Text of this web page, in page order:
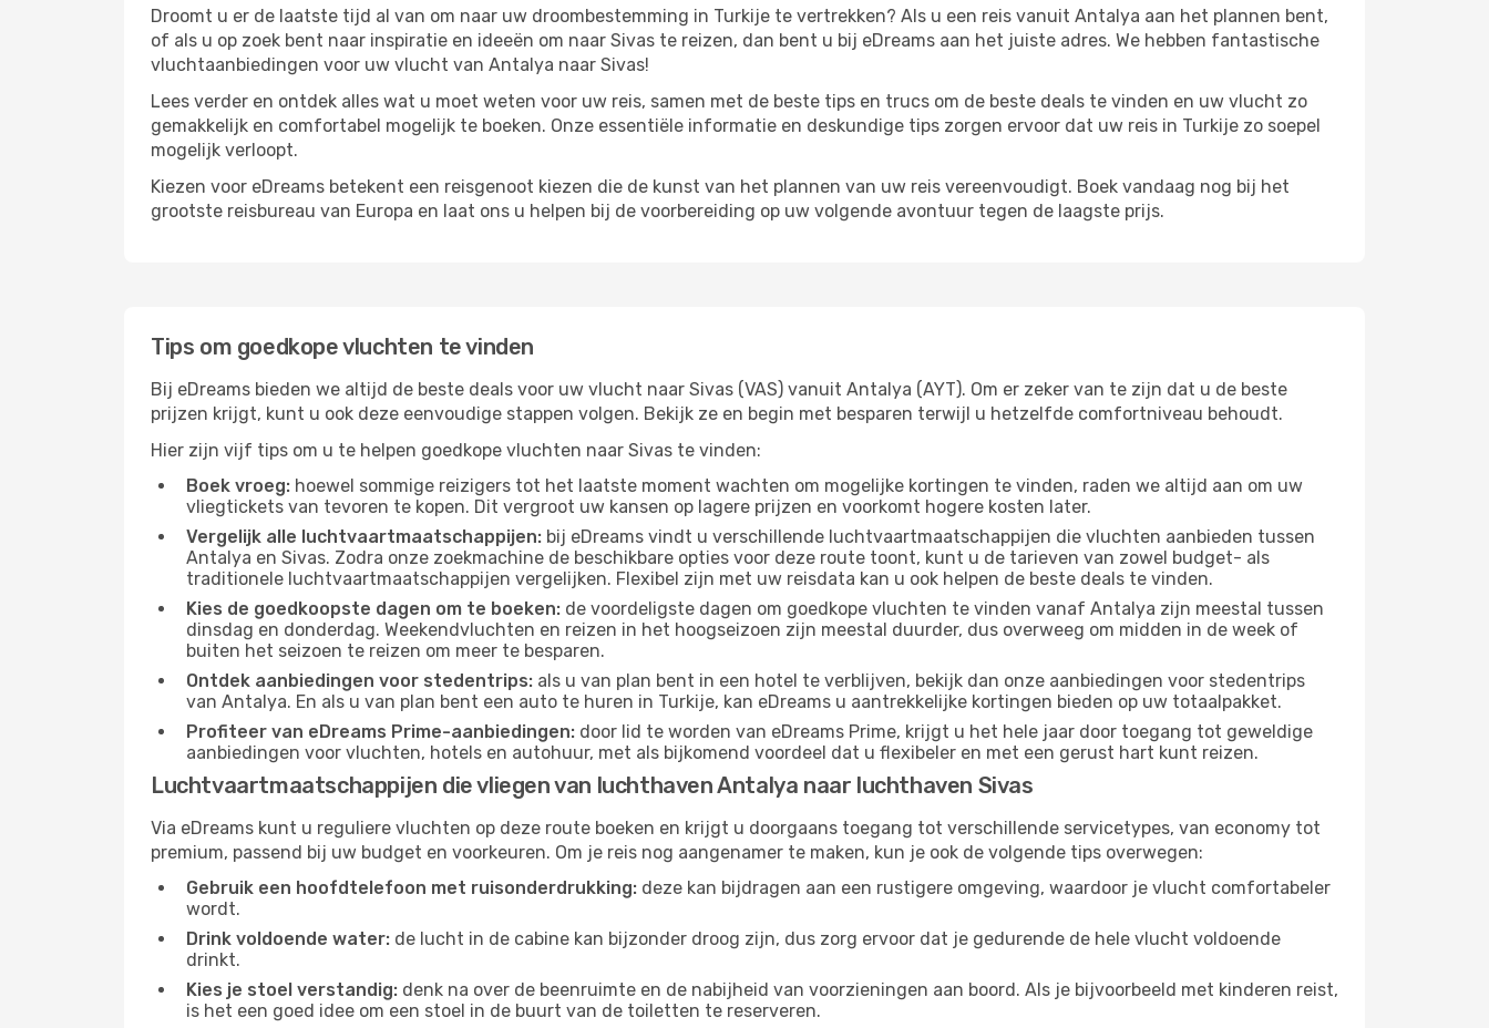
Droomt u er de laatste tijd al van om naar uw droombestemming in Turkije te vertrekken? Als u een reis vanuit Antalya aan het plannen bent,
of als u op zoek bent naar inspiratie en ideeën om naar Sivas te reizen, dan bent u bij eDreams aan het juiste adres. We hebben fantastische
vluchtaanbiedingen voor uw vlucht van Antalya naar Sivas!
Lees verder en ontdek alles wat u moet weten voor uw reis, samen met de beste tips en trucs om de beste deals te vinden en uw vlucht zo
gemakkelijk en comfortabel mogelijk te boeken. Onze essentiële informatie en deskundige tips zorgen ervoor dat uw reis in Turkije zo soepel
mogelijk verloopt.
Kiezen voor eDreams betekent een reisgenoot kiezen die de kunst van het plannen van uw reis vereenvoudigt. Boek vandaag nog bij het
grootste reisbureau van Europa en laat ons u helpen bij de voorbereiding op uw volgende avontuur tegen de laagste prijs.
Tips om goedkope vluchten te vinden
Bij eDreams bieden we altijd de beste deals voor uw vlucht naar Sivas (VAS) vanuit Antalya (AYT). Om er zeker van te zijn dat u de beste
prijzen krijgt, kunt u ook deze eenvoudige stappen volgen. Bekijk ze en begin met besparen terwijl u hetzelfde comfortniveau behoudt.
Hier zijn vijf tips om u te helpen goedkope vluchten naar Sivas te vinden:
Boek vroeg: hoewel sommige reizigers tot het laatste moment wachten om mogelijke kortingen te vinden, raden we altijd aan om uw
vliegtickets van tevoren te kopen. Dit vergroot uw kansen op lagere prijzen en voorkomt hogere kosten later.
Vergelijk alle luchtvaartmaatschappijen: bij eDreams vindt u verschillende luchtvaartmaatschappijen die vluchten aanbieden tussen
Antalya en Sivas. Zodra onze zoekmachine de beschikbare opties voor deze route toont, kunt u de tarieven van zowel budget- als
traditionele luchtvaartmaatschappijen vergelijken. Flexibel zijn met uw reisdata kan u ook helpen de beste deals te vinden.
Kies de goedkoopste dagen om te boeken: de voordeligste dagen om goedkope vluchten te vinden vanaf Antalya zijn meestal tussen
dinsdag en donderdag. Weekendvluchten en reizen in het hoogseizoen zijn meestal duurder, dus overweeg om midden in de week of
buiten het seizoen te reizen om meer te besparen.
Ontdek aanbiedingen voor stedentrips: als u van plan bent in een hotel te verblijven, bekijk dan onze aanbiedingen voor stedentrips
van Antalya. En als u van plan bent een auto te huren in Turkije, kan eDreams u aantrekkelijke kortingen bieden op uw totaalpakket.
Profiteer van eDreams Prime-aanbiedingen: door lid te worden van eDreams Prime, krijgt u het hele jaar door toegang tot geweldige
aanbiedingen voor vluchten, hotels en autohuur, met als bijkomend voordeel dat u flexibeler en met een gerust hart kunt reizen.
Luchtvaartmaatschappijen die vliegen van luchthaven Antalya naar luchthaven Sivas
Via eDreams kunt u reguliere vluchten op deze route boeken en krijgt u doorgaans toegang tot verschillende servicetypes, van economy tot
premium, passend bij uw budget en voorkeuren. Om je reis nog aangenamer te maken, kun je ook de volgende tips overwegen:
Gebruik een hoofdtelefoon met ruisonderdrukking: deze kan bijdragen aan een rustigere omgeving, waardoor je vlucht comfortabeler
wordt.
Drink voldoende water: de lucht in de cabine kan bijzonder droog zijn, dus zorg ervoor dat je gedurende de hele vlucht voldoende
drinkt.
Kies je stoel verstandig: denk na over de beenruimte en de nabijheid van voorzieningen aan boord. Als je bijvoorbeeld met kinderen reist,
is het een goed idee om een ​​stoel in de buurt van de toiletten te reserveren.